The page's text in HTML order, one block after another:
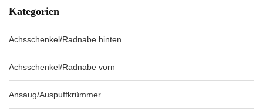
Kategorien
Achsschenkel/Radnabe hinten
Achsschenkel/Radnabe vorn
Ansaug/Auspuffkrümmer